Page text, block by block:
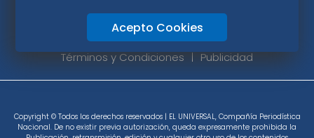
Oaxaca
Aviso de privacidad
Directorio
Términos y Condiciones
Publicidad
Copyright © Todos los derechos reservados | EL UNIVERSAL, Compañía Periodística
Nacional. De no existir previa autorización, queda expresamente prohibida la
Acepto Cookies